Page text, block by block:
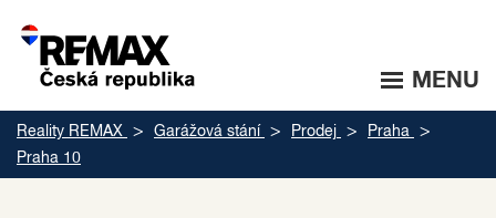
MENU
Reality REMAX Garážová stání Prodej
Praha
Praha 10